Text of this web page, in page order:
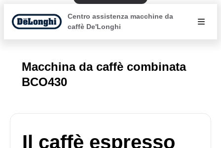
Centro assistenza macchine da
caffè De'Longhi
Macchina da caffè combinata
BCO430
Il caffè espresso